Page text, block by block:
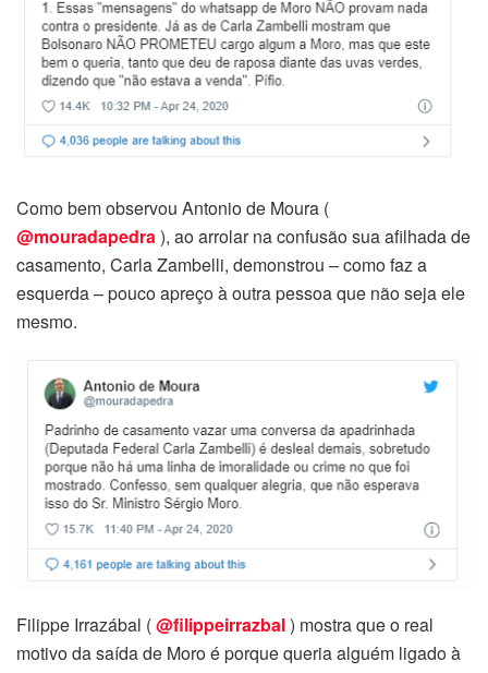
Como bem observou Antonio de Moura (
@mouradapedra), ao arrolar na confusão sua afilhada de
casamento, Carla Zambelli, demonstrou – como faz a
esquerda – pouco apreço à outra pessoa que não seja ele
mesmo.
Filippe Irrazábal (@filippeirrazbal) mostra que o real
motivo da saída de Moro é porque queria alguém ligado à